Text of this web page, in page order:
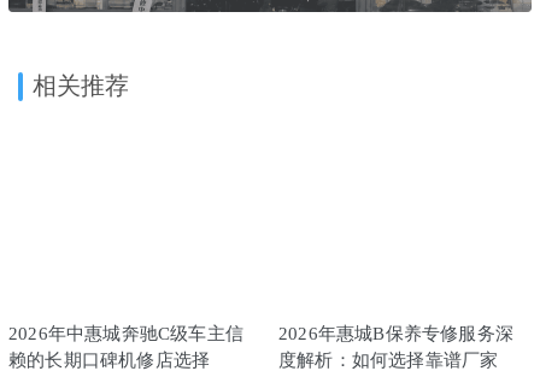
相关推荐
2026年中惠城奔驰C级车主信
赖的长期口碑机修店选择
2026年惠城B保养专修服务深
度解析：如何选择靠谱厂家